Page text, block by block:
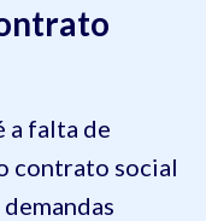
a falta de
contrato social